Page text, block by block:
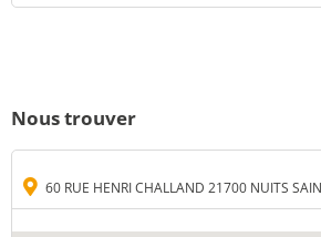
Nous trouver
60 RUE HENRI CHALLAND 21700 NUITS